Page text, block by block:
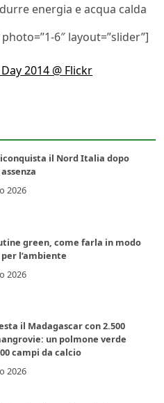
energia e acqua calda
6″ layout=”slider”]
2014 @ Flickr
il Nord Italia dopo
2026
green, come farla in modo
l’ambiente
2026
il Madagascar con 2.500
un polmone verde
campi da calcio
2026